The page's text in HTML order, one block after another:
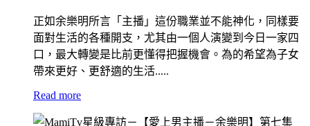
正如余樂明所言「主播」這份職業並不能神化，同樣要
面對生活的各種開支，尤其由一個人演變到今日一家四
口，最大轉變是比前更懂得把握機會。為的希望為子女
帶來更好、更舒適的生活.....
Read more